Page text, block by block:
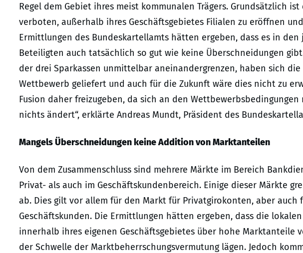
Regel dem Gebiet ihres meist kommunalen Trägers. Grundsätzlich
verboten, außerhalb ihres Geschäftsgebietes Filialen zu eröffnen
Ermittlungen des Bundeskartellamts hätten ergeben, dass es in
Beteiligten auch tatsächlich so gut wie keine Überschneidungen
der drei Sparkassen unmittelbar aneinandergrenzen, haben sich die
Wettbewerb geliefert und auch für die Zukunft wäre dies nicht zu
Fusion daher freizugeben, da sich an den
nichts ändert“, erklärte Andreas Mundt, Präsident des
Mangels Überschneidungen keine Addition von Marktanteilen
Von dem Zusammenschluss sind mehrere Märkte im Bereich
Privat- als auch im Geschäftskundenbereich. Einige dieser Märkte
ab. Dies gilt vor allem für den Markt für Privatgirokonten, aber auch
Geschäftskunden. Die Ermittlungen hätten ergeben, dass die
innerhalb ihres eigenen Geschäftsgebietes über hohe Marktanteile
der Schwelle der Marktbeherrschungsvermutung lägen. Jedoch